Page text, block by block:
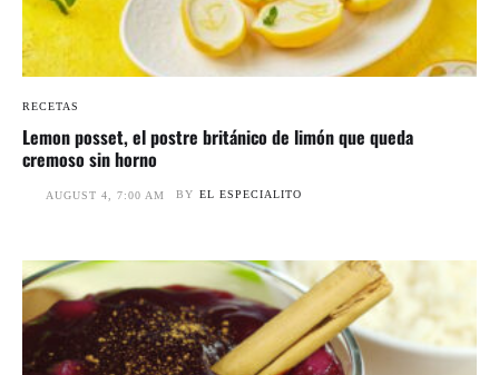
RECETAS
Lemon posset, el postre británico de limón que queda
cremoso sin horno
AUGUST 4, 7:00 AM BY EL ESPECIALITO